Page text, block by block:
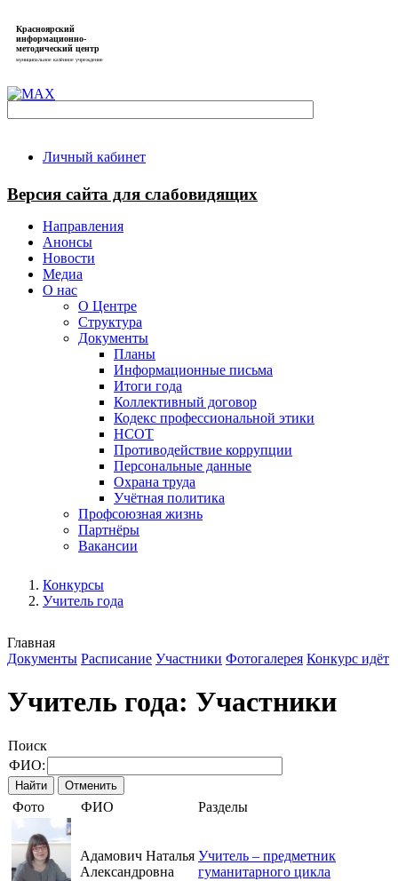
Красноярский
информационно-
методический центр
муниципальное казённое учреждение
Личный кабинет
Версия сайта для слабовидящих
Направления
Анонсы
Новости
Медиа
О нас
О Центре
Структура
Документы
Планы
Информационные письма
Итоги года
Коллективный договор
Кодекс профессиональной этики
НСОТ
Противодействие коррупции
Персональные данные
Охрана труда
Учётная политика
Профсоюзная жизнь
Партнёры
Вакансии
Конкурсы
Учитель года
Главная
Документы Расписание Участники Фотогалерея Конкурс идёт
Учитель года: Участники
Поиск
ФИО:
Фото ФИО Разделы
Адамович Наталья
Александровна
Учитель – предметник
гуманитарного цикла